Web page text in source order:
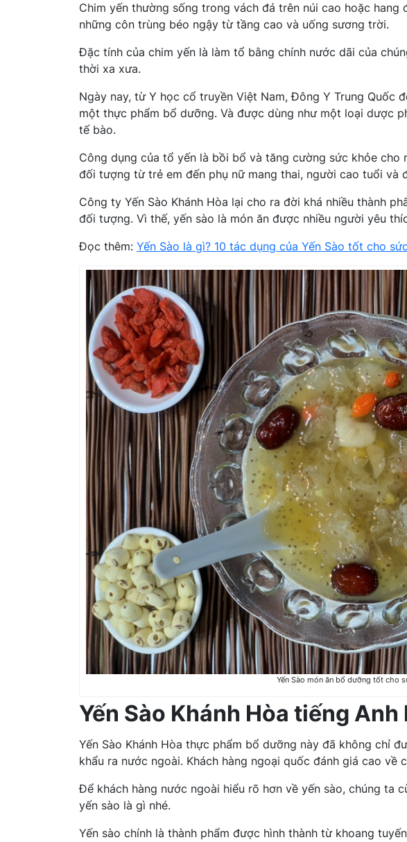
Chim yến thường sống trong vách đá trên núi cao hoặc hang
những côn trùng béo ngậy từ tầng cao và uống sương trời.
Đặc tính của chim yến là làm tổ bằng chính nước dãi của
thời xa xưa.
Ngày nay, từ Y học cổ truyền Việt Nam, Đông Y Trung Quốc
một thực phẩm bổ dưỡng. Và được dùng như một loại dược
tế bào.
Công dụng của tổ yến là bồi bổ và tăng cường sức khỏe cho
đối tượng từ trẻ em đến phụ nữ mang thai, người cao tuổi
Công ty Yến Sào Khánh Hòa lại cho ra đời khá nhiều thành
đối tượng. Vì thế, yến sào là món ăn được nhiều người yêu
Đọc thêm: Yến Sào là gì? 10 tác dụng của Yến Sào tốt cho
Yến Sào món ăn bổ dưỡng tốt cho
Yến Sào Khánh Hòa tiếng Anh
Yến Sào Khánh Hòa thực phẩm bổ dưỡng này đã không chỉ
khẩu ra nước ngoài. Khách hàng ngoại quốc đánh giá cao về
Để khách hàng nước ngoài hiểu rõ hơn về yến sào, chúng ta
yến sào là gì nhé.
Yến sào chính là thành phẩm được hình thành từ khoang